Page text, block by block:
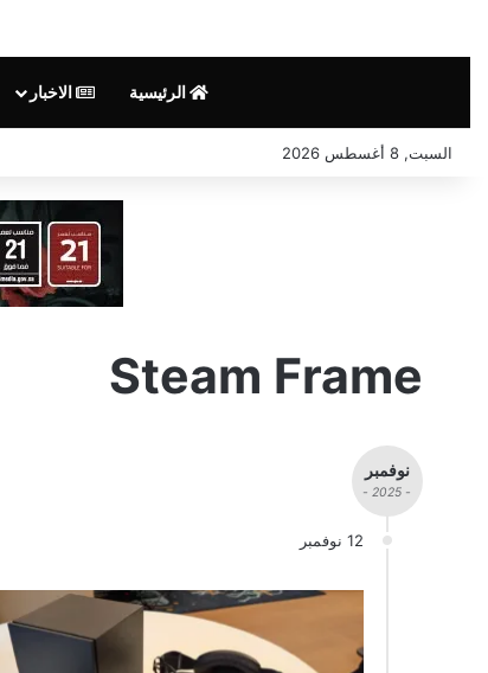
الرئيسية الاخبار
السبت, 8 أغسطس 2026
Steam Frame
نوفمبر
- 2025 -
12 نوفمبر